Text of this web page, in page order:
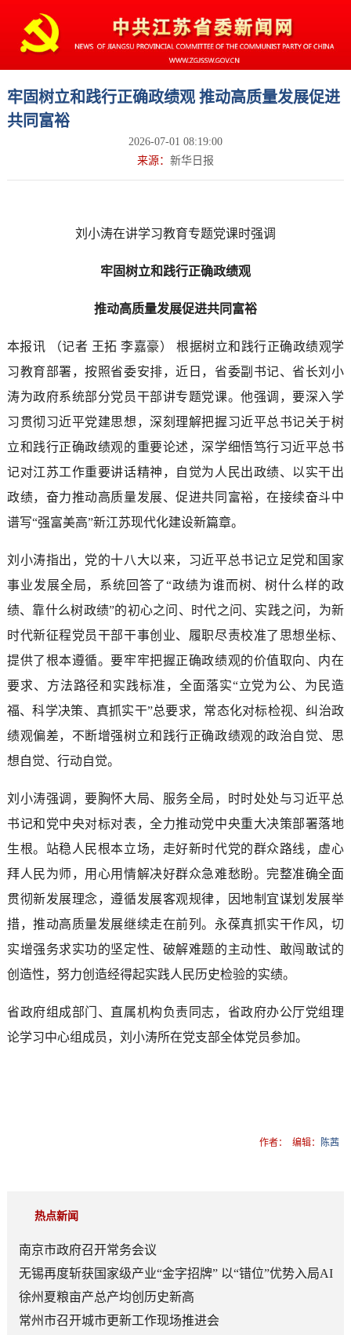
牢固树立和践行正确政绩观 推动高质量发展促进
共同富裕
2026-07-01 08:19:00
来源： 新华日报
刘小涛在讲学习教育专题党课时强调
牢固树立和践行正确政绩观
推动高质量发展促进共同富裕
本报讯 （记者 王拓 李嘉豪） 根据树立和践行正确政绩观学
习教育部署，按照省委安排，近日，省委副书记、省长刘小
涛为政府系统部分党员干部讲专题党课。他强调，要深入学
习贯彻习近平党建思想，深刻理解把握习近平总书记关于树
立和践行正确政绩观的重要论述，深学细悟笃行习近平总书
记对江苏工作重要讲话精神，自觉为人民出政绩、以实干出
政绩，奋力推动高质量发展、促进共同富裕，在接续奋斗中
谱写“强富美高”新江苏现代化建设新篇章。
刘小涛指出，党的十八大以来，习近平总书记立足党和国家
事业发展全局，系统回答了“政绩为谁而树、树什么样的政
绩、靠什么树政绩”的初心之问、时代之问、实践之问，为新
时代新征程党员干部干事创业、履职尽责校准了思想坐标、
提供了根本遵循。要牢牢把握正确政绩观的价值取向、内在
要求、方法路径和实践标准，全面落实“立党为公、为民造
福、科学决策、真抓实干”总要求，常态化对标检视、纠治政
绩观偏差，不断增强树立和践行正确政绩观的政治自觉、思
想自觉、行动自觉。
刘小涛强调，要胸怀大局、服务全局，时时处处与习近平总
书记和党中央对标对表，全力推动党中央重大决策部署落地
生根。站稳人民根本立场，走好新时代党的群众路线，虚心
拜人民为师，用心用情解决好群众急难愁盼。完整准确全面
贯彻新发展理念，遵循发展客观规律，因地制宜谋划发展举
措，推动高质量发展继续走在前列。永葆真抓实干作风，切
实增强务求实功的坚定性、破解难题的主动性、敢闯敢试的
创造性，努力创造经得起实践人民历史检验的实绩。
省政府组成部门、直属机构负责同志，省政府办公厅党组理
论学习中心组成员，刘小涛所在党支部全体党员参加。
作者： 编辑： 陈茜
热点新闻
南京市政府召开常务会议
无锡再度斩获国家级产业“金字招牌” 以“错位”优势入局AI
顶层赛道
徐州夏粮亩产总产均创历史新高
常州市召开城市更新工作现场推进会